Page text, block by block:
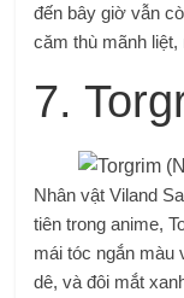
đến bây giờ vẫn
căm thù mãnh
7.
Nhân vật Viland
tiên trong anime,
mái tóc ngắn màu
dê, và đôi mắt